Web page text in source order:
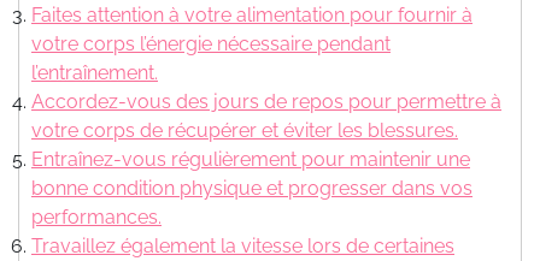
Faites attention à votre alimentation pour fournir à
votre corps l’énergie nécessaire pendant
l’entraînement.
Accordez-vous des jours de repos pour permettre à
votre corps de récupérer et éviter les blessures.
Entraînez-vous régulièrement pour maintenir une
bonne condition physique et progresser dans vos
performances.
Travaillez également la vitesse lors de certaines